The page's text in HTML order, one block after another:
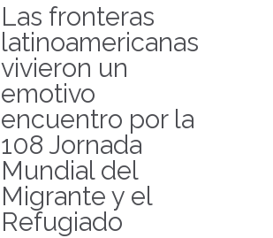
Las fronteras
latinoamericanas
vivieron un
emotivo
encuentro por la
108 Jornada
Mundial del
Migrante y el
Refugiado